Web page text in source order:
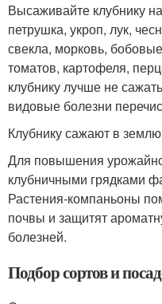
Высаживайте клубнику
петрушка, укроп, лук,
свекла, морковь,
томатов, картофеля,
клубнику лучше не
видовые болезни
Клубнику сажают в
Для повышения
клубничными грядками
Растения-компаньоны
почвы и защитят
болезней.
Подбор сортов и